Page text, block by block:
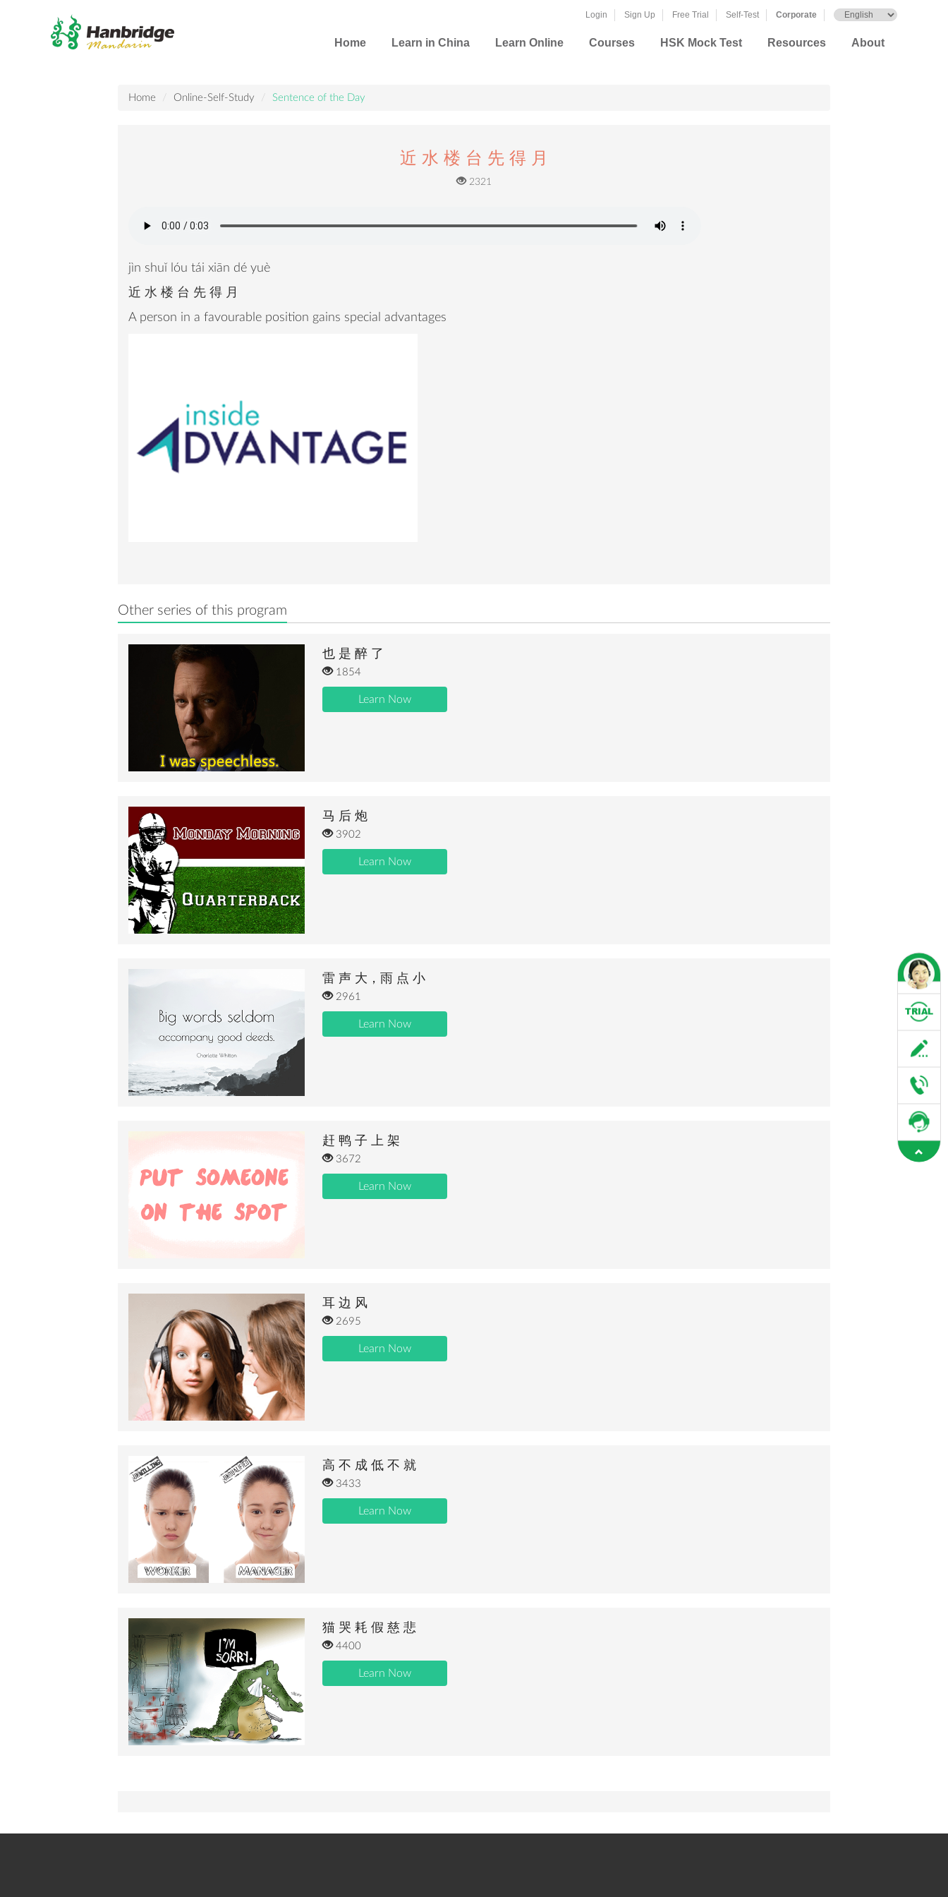
Login Sign Up Free Trial Self-Test Corporate
Home Learn in China Learn Online Courses HSK Mock Test Resources About
Home Online-Self-Study Sentence of the Day
近 水 楼 台 先 得 月
2321
jìn shuǐ lóu tái xiān dé yuè
近 水 楼 台 先 得 月
A person in a favourable position gains special advantages
Other series of this program
也 是 醉 了
1854
Learn Now
马 后 炮
3902
Learn Now
雷 声 大，雨 点 小
2961
Learn Now
赶 鸭 子 上 架
3672
Learn Now
耳 边 风
2695
Learn Now
高 不 成 低 不 就
3433
Learn Now
猫 哭 耗 假 慈 悲
4400
Learn Now